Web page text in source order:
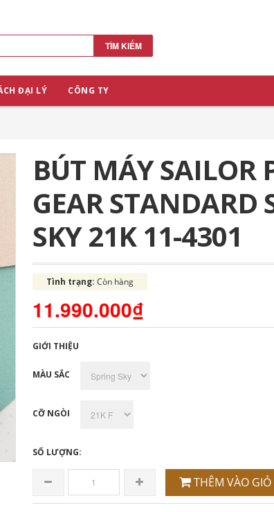
TÌM KIẾM
ĐẠI LÝ CÔNG TY
BÚT MÁY SAILOR
GEAR STANDARD
SKY 21K 11-4301
Tình trạng: Còn hàng
11.990.000₫
GIỚI THIỆU
MÀU SẮC
CỠ NGÒI
SỐ LƯỢNG:
THÊM VÀO